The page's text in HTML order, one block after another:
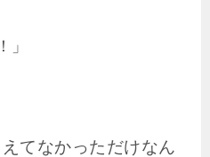
」
てなかっただけなん